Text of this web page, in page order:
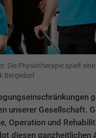
Die Physiotherapie spielt
Bergedorf
unserer Gesellschaft.
Operation und
diesen ganzheitlichen